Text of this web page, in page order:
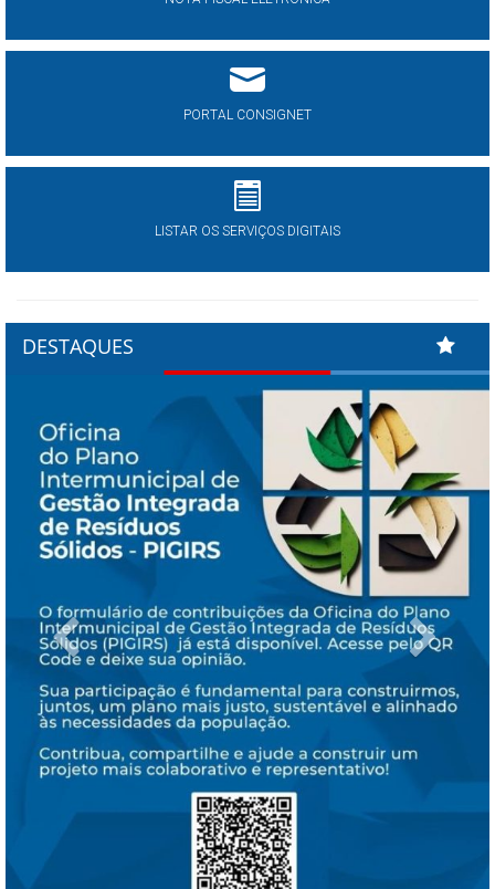
PORTAL CONSIGNET
LISTAR OS SERVIÇOS DIGITAIS
DESTAQUES
Previous Next